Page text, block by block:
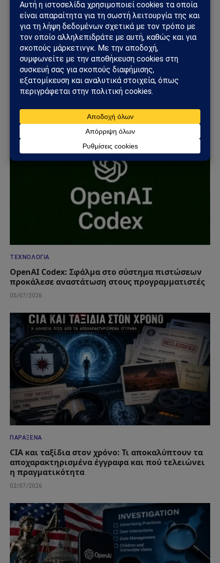
ΔΙΆΣΤΗΜΑ
NASA και UAP: Τι πραγματικά δήλωσε ο Τζάρετ
Άιζακμαν για τις εικόνες ανεξήγητων
ΤΕΧΝΟΛΟΓΊΑ
OpenAI Codex: Σφάλμα στο σύστημα πιστώσεων
προκάλεσε αναστάτωση στους προγραμματιστές
05/07/2026
ΠΑΡΆΞΕΝΑ
CIA και ταξίδια στον χρόνο: Τι αποκαλύπτουν τα
αποχαρακτηρισμένα έγγραφα και πού τελειώνει
η πραγματικότητα
02/07/2026